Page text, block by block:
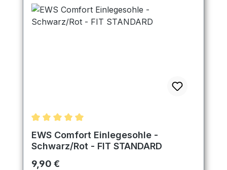
Durchschnittliche Bewertung von 5 von 5 Sternen
EWS Comfort Einlegesohle -
Schwarz/Rot - FIT STANDARD
Regulärer Preis:
9,90 €